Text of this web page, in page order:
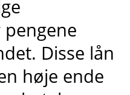
Disse lån
høje ende